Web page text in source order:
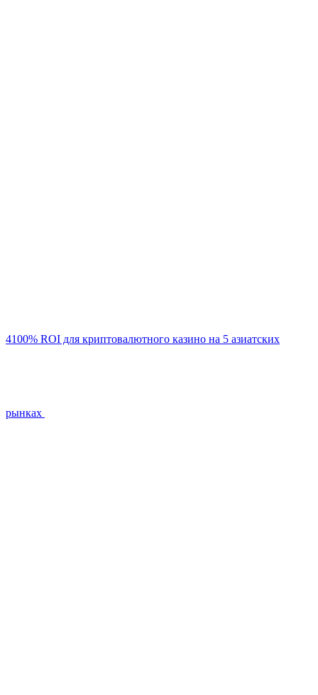
4100% ROI для криптовалютного казино на 5 азиатских
рынках